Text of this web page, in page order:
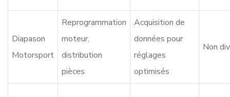
Diapason
Motorsport
Reprogrammation
moteur,
distribution
pièces
Acquisition de
données pour
réglages
optimisés
Non